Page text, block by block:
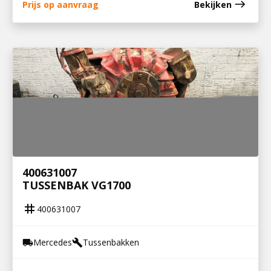
Prijs op aanvraag Bekijken east
400631007
TUSSENBAK VG1700
tag 400631007
local_shippingMercedesbuildTussenbakken